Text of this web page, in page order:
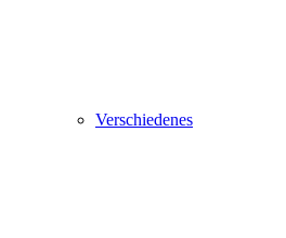
Verschiedenes